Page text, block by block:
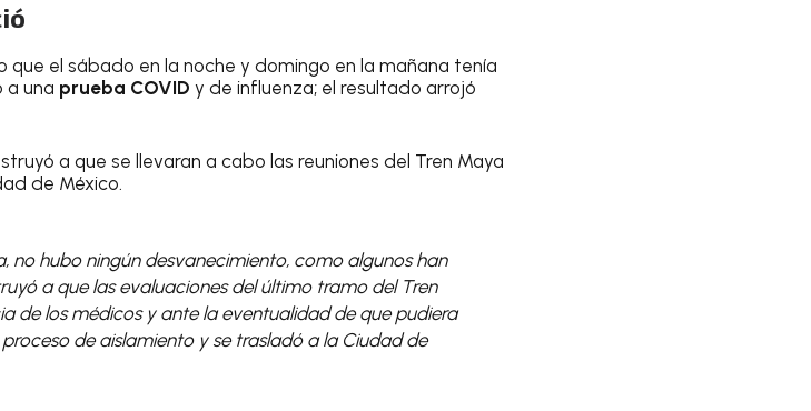
que el sábado en la noche y domingo en la mañana tenía
a una prueba COVID y de influenza; el resultado arrojó
a que se llevaran a cabo las reuniones del Tren Maya
de México.
no hubo ningún desvanecimiento, como algunos han
a que las evaluaciones del último tramo del Tren
de los médicos y ante la eventualidad de que pudiera
de aislamiento y se trasladó a la Ciudad de